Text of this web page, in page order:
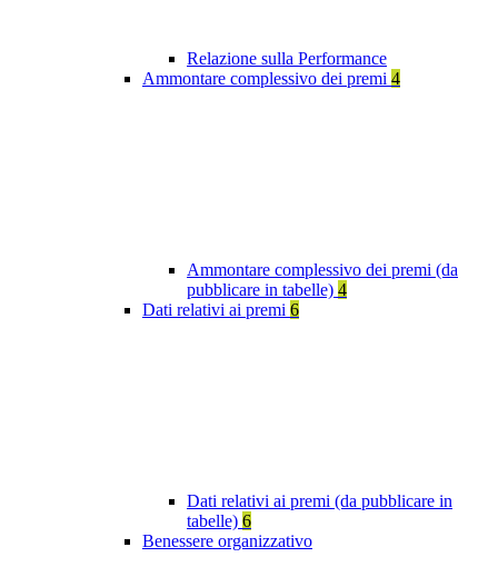
Relazione sulla Performance
Ammontare complessivo dei premi 4
Ammontare complessivo dei premi (da
pubblicare in tabelle) 4
Dati relativi ai premi 6
Dati relativi ai premi (da pubblicare in
tabelle) 6
Benessere organizzativo